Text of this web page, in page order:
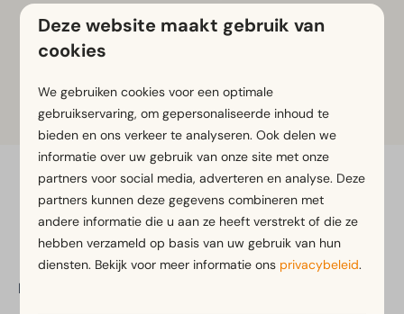
alpacaboerderij in Egmond aan de Hoef is voor zowel
jong als oud echt een aanrader om te bezoeken.
Meer informatie
Veilig betalen
EuroParcs Koningshof
Deze website maakt gebruik van
cookies
We gebruiken cookies voor een optimale
gebruikservaring, om gepersonaliseerde inhoud te
bieden en ons verkeer te analyseren. Ook delen we
informatie over uw gebruik van onze site met onze
partners voor social media, adverteren en analyse. Deze
partners kunnen deze gegevens combineren met
andere informatie die u aan ze heeft verstrekt of die ze
hebben verzameld op basis van uw gebruik van hun
diensten. Bekijk voor meer informatie ons privacybeleid.